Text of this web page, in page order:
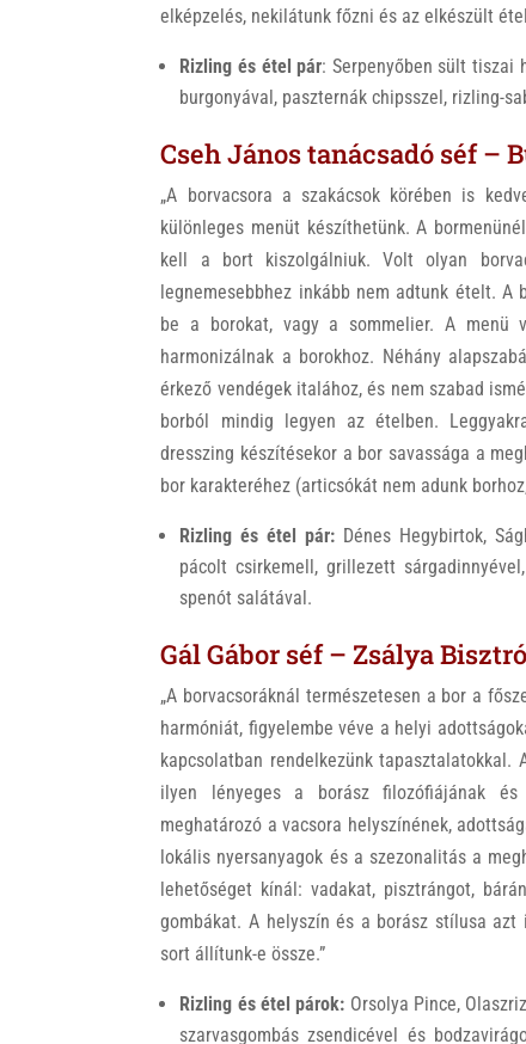
elképzelés, nekilátunk főzni és az elkészült
Rizling és étel pár: Serpenyőben sült tiszai
burgonyával, paszternák chipsszel, rizling-
Cseh János tanácsadó séf –
„A borvacsora a szakácsok körében is
különleges menüt készíthetünk. A
kell a bort kiszolgálniuk. Volt olyan
legnemesebbhez inkább nem adtunk ételt. A
be a borokat, vagy a sommelier. A menü
harmonizálnak a borokhoz. Néhány
érkező vendégek italához, és nem szabad
borból mindig legyen az ételben.
dresszing készítésekor a bor savassága a
bor karakteréhez (articsókát nem adunk
Rizling és étel pár: Dénes Hegybirtok,
pácolt csirkemell, grillezett
spenót salátával.
Gál Gábor séf – Zsálya
„A borvacsoráknál természetesen a bor a
harmóniát, figyelembe véve a helyi
kapcsolatban rendelkezünk
ilyen lényeges a borász filozófiájának
meghatározó a vacsora helyszínének,
lokális nyersanyagok és a szezonalitás a
lehetőséget kínál: vadakat, pisztrángot,
gombákat. A helyszín és a borász stílusa azt
sort állítunk-e össze.”
Rizling és étel párok: Orsolya Pince,
szarvasgombás zsendicével és